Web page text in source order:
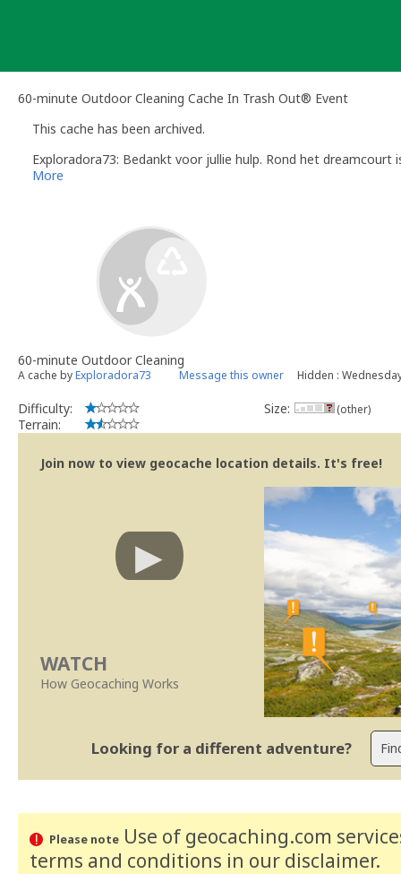
60-minute Outdoor Cleaning Cache In Trash Out® Event
This cache has been archived.
Exploradora73: Bedankt voor jullie hulp. Rond het dreamcourt
More
60-minute Outdoor Cleaning
A cache byExploradora73 Message this owner Hidden :
Difficulty:
Terrain:
Size: (other)
Join now to view geocache location details. It's free!
WATCH
How Geocaching Works
Looking for a different adventure?
Please noteUse of geocaching.com
terms and conditions in our disclaimer.